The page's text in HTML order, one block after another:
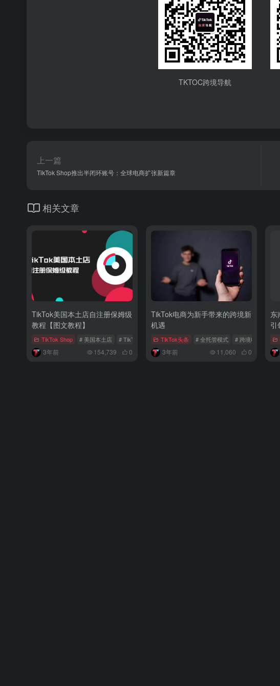
TKTOC跨境导航
上一篇
TikTok Shop推出半闭环账号：全球电商扩张新篇章
相关文章
TikTok美国本土店自注册保姆级
教程【图文教程】
TikTok Shop # 美国本土店 # TikTok美国本土店 # 美国本土店注册
3年前 154,739 0
TikTok电商为新手带来的跨境新
机遇
TikTok头条 # 全托管模式 # 跨境电商 #
3年前 11,060 0
东
引